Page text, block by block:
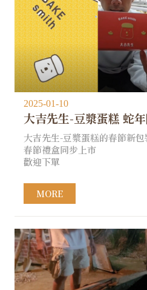
2025-01-10
大吉先生-豆漿蛋糕 蛇
大吉先生-豆漿蛋糕的春節新包
春節禮盒同步上市
歡迎下單
MORE